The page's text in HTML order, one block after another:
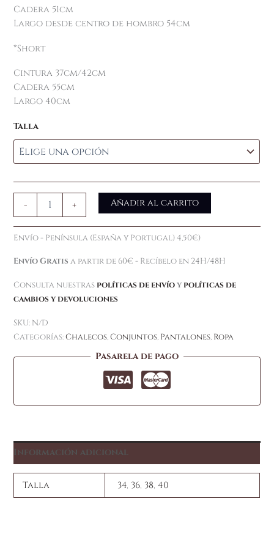
Cadera 51cm
Largo desde centro de hombro 54cm
*Short
Cintura 37cm/42cm
Cadera 55cm
Largo 40cm
Talla
- + Añadir al carrito
Envío - Península (España y Portugal) 4,50€)
Envío Gratis a partir de 60€ - Recíbelo en 24H/48H
Consulta nuestras políticas de envíoy políticas de
cambios y devoluciones
SKU: N/D
Categorías:Chalecos,Conjuntos, Pantalones, Ropa
Pasarela de pago
Información adicional
Talla 34, 36, 38, 40